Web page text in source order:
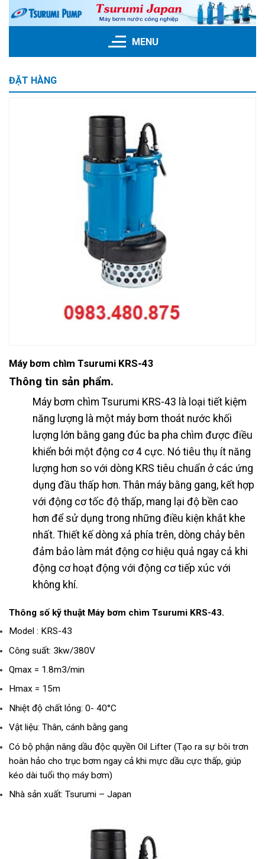
Skip
MENU
ĐẶT HÀNG
Máy bơm chìm Tsurumi KRS-43
Thông tin sản phẩm.
Máy bơm chìm Tsurumi KRS-43 là loại tiết kiệm
năng lượng là một máy bơm thoát nước khối
lượng lớn bằng gang đúc ba pha chìm được điều
khiển bởi một động cơ 4 cực. Nó tiêu thụ ít năng
lượng hơn so với dòng KRS tiêu chuẩn ở các ứng
dụng đầu thấp hơn. Thân máy bằng gang, kết hợp
với động cơ tốc độ thấp, mang lại độ bền cao
hơn để sử dụng trong những điều kiện khắt khe
nhất. Thiết kế dòng xả phía trên, dòng chảy bên
đảm bảo làm mát động cơ hiệu quả ngay cả khi
động cơ hoạt động với động cơ tiếp xúc với
không khí.
Thông số kỹ thuật Máy bơm chìm Tsurumi KRS-43.
Model : KRS-43
Công suất: 3kw/380V
Qmax = 1.8m3/min
Hmax = 15m
Nhiệt độ chất lỏng: 0- 40°C
Vật liệu: Thân, cánh bằng gang
Có bộ phận nâng dầu độc quyền Oil Lifter (Tạo ra sự bôi trơn
hoàn hảo cho trục bơm ngay cả khi mực dầu cực thấp, giúp
kéo dài tuổi thọ máy bơm)
Nhà sản xuất: Tsurumi – Japan